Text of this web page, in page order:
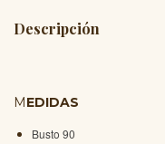
Descripción
MEDIDAS
Busto 90